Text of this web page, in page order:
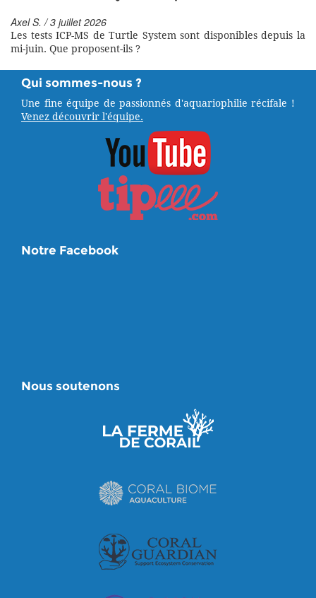
Axel S. / 3 juillet 2026
Les tests ICP-MS de Turtle System sont disponibles depuis la
mi-juin. Que proposent-ils ?
Qui sommes-nous ?
Une fine équipe de passionnés d'aquariophilie récifale !
Venez découvrir l'équipe.
Notre Facebook
Nous soutenons